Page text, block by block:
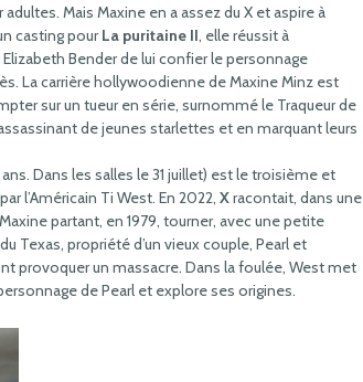
Mais Maxine en a assez du X et aspire à
casting pourLa puritaine II, elle réussit à
Bender de lui confier le personnage
La carrière hollywoodienne de Maxine Minz est
sur un tueur en série, surnommé le Traqueur de
de jeunes starlettes et en marquant leurs
Dans les salles le 31 juillet) est le troisième et
l’Américain Ti West. En 2022, Xracontait, dans une
partant, en 1979, tourner, avec une petite
Texas, propriété d’un vieux couple, Pearl et
provoquer un massacre. Dans la foulée, West met
de Pearl et explore ses origines.